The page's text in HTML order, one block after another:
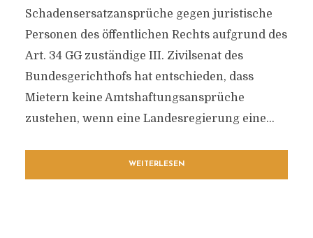
Schadensersatzansprüche gegen juristische
Personen des öffentlichen Rechts aufgrund des
Art. 34 GG zuständige III. Zivilsenat des
Bundesgerichthofs hat entschieden, dass
Mietern keine Amtshaftungsansprüche
zustehen, wenn eine Landesregierung eine...
WEITERLESEN